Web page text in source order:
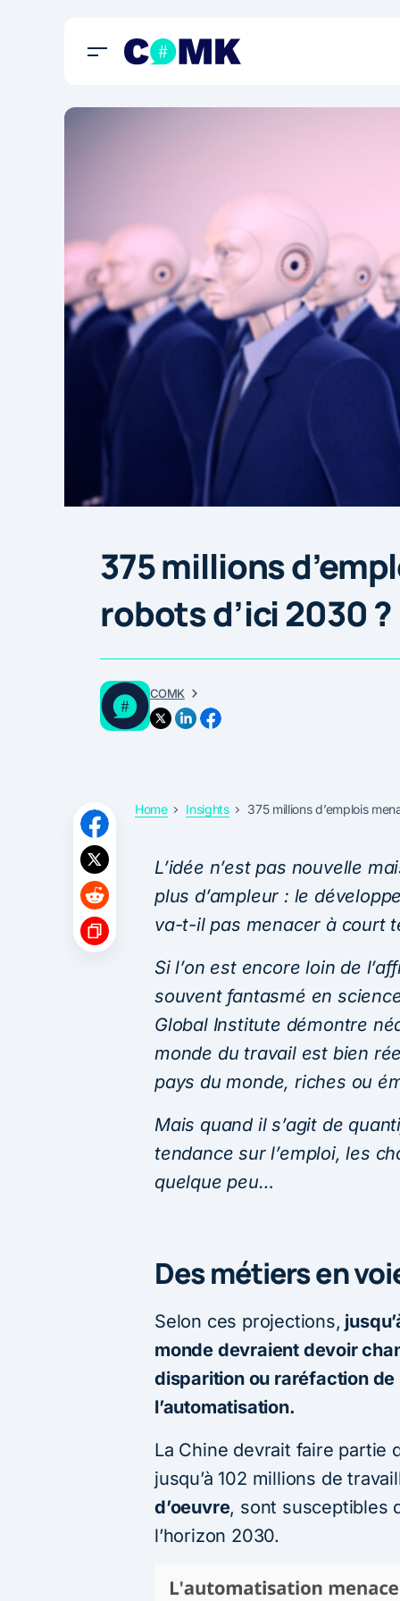
375 millions
robots d’ici 2030 ?
COMK
Home Insights 375 millions d’emplois
L’idée n’est pas nouvelle
plus d’ampleur : le
va-t-il pas menacer à court
Si l’on est encore loin de
souvent fantasmé en
Global Institute démontre
monde du travail est bien
pays du monde, riches ou
Mais quand il s’agit de
tendance sur l’emploi, les
quelque peu…
Des métiers en
Selon ces projections,
monde devraient devoir
disparition ou raréfaction
l’automatisation.
La Chine devrait faire partie
jusqu’à 102 millions de
d’oeuvre, sont susceptibles
l’horizon 2030.